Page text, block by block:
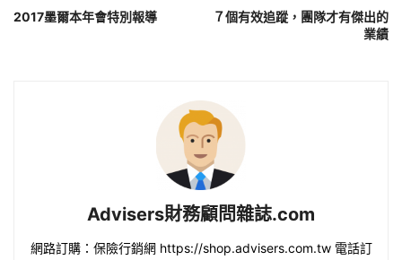
2017墨爾本年會特別報導
７個有效追蹤，團隊才有傑出的
業績
Advisers財務顧問雜誌.com
網路訂購：保險行銷網 https://shop.advisers.com.tw 電話訂